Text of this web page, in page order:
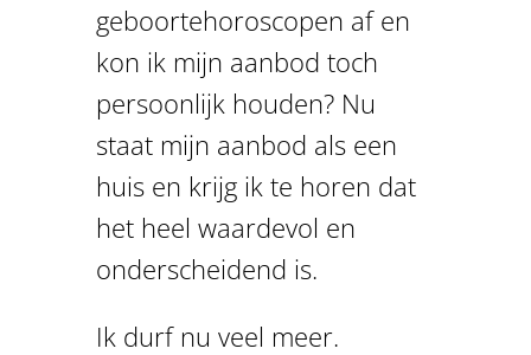
geboortehoroscopen af en
kon ik mijn aanbod toch
persoonlijk houden? Nu
staat mijn aanbod als een
huis en krijg ik te horen dat
het heel waardevol en
onderscheidend is.
Ik durf nu veel meer.